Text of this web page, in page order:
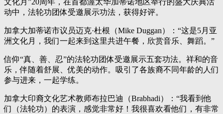
文化月”20周年，在首都渥太华加蒂诺地区举行的盛大庆典活
动中，法轮功团体受邀展示功法，获得好评。
加拿大加蒂诺市议员迈克·杜根（Mike Duggan）：“这是5月亚
洲文化月，我们一起来到这里共进午餐，欣赏音乐、舞蹈。”
信仰“真、善、忍”的法轮功团体受邀展示五套功法。祥和的音
乐，伴随着舒展、优美的动作。吸引了各族裔不同年龄的人们
参与进来，一起学练。
加拿大印裔文化艺术教师布拉巴迪（Brabhadi）：“我看到他
们（法轮功）的表演，感觉非常好！我很喜欢看他们，有非常